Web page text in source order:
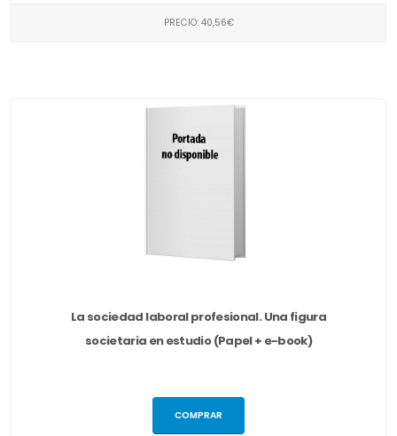
PRECIO: 40,56€
La sociedad laboral profesional. Una figura
societaria en estudio (Papel + e-book)
COMPRAR